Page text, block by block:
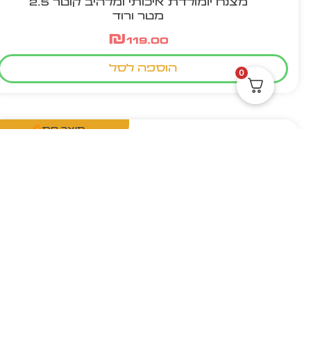
מצנח יומולדת איכותי ומלהיב קוטר 2.5
מטר ורוד
₪119.00
הוספה לסל
מוצר חם